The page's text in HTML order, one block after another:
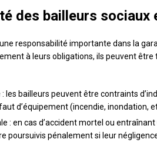
des bailleurs sociaux
responsabilité importante dans la
à leurs obligations, ils peuvent
: les bailleurs peuvent être contraints
d’équipement (incendie, inondation,
: en cas d’accident mortel ou
poursuivis pénalement si leur